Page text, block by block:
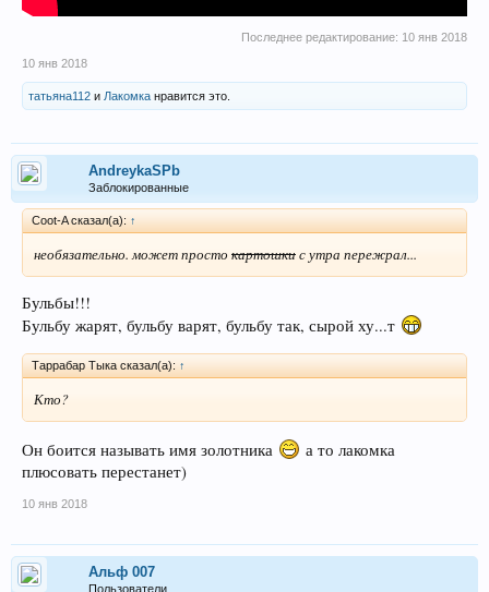
Последнее редактирование: 10 янв 2018
10 янв 2018
татьяна112 и Лакомка нравится это.
AndreykaSPb
Заблокированные
Coot-A сказал(а): ↑
необязательно. может простокартошкис утра пережрал...
Бульбы!!!
Бульбу жарят, бульбу варят, бульбу так, сырой ху...т
Таррабар Тыка сказал(а): ↑
Кто?
Он боится называть имя золотника
а то лакомка
плюсовать перестанет)
10 янв 2018
Альф 007
Пользователи